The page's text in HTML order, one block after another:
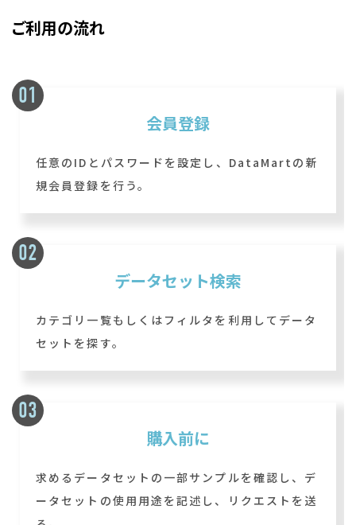
ご利用の流れ
会員登録
任意のIDとパスワードを設定し、DataMartの新
規会員登録を行う。
データセット検索
カテゴリ一覧もしくはフィルタを利用してデータ
セットを探す。
購入前に
求めるデータセットの一部サンプルを確認し、デ
ータセットの使用用途を記述し、リクエストを送